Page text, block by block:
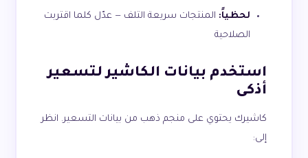
لحظياً: المنتجات سريعة التلف — عدّل كلما اقتربت
الصلاحية
استخدم بيانات الكاشير لتسعير
أذكى
كاشيرك يحتوي على منجم ذهب من بيانات التسعير. انظر
إلى: